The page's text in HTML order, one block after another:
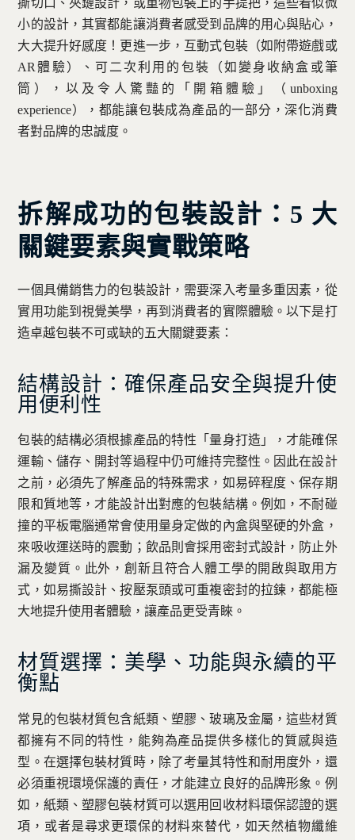
撕切口、夾鏈設計，或重物包裝上的手提把，這些看似微
小的設計，其實都能讓消費者感受到品牌的用心與貼心，
大大提升好感度！更進一步，互動式包裝（如附帶遊戲或
AR體驗）、可二次利用的包裝（如變身收納盒或筆
筒），以及令人驚豔的「開箱體驗」（unboxing
experience），都能讓包裝成為產品的一部分，深化消費
者對品牌的忠誠度。
拆解成功的包裝設計：5 大
關鍵要素與實戰策略
一個具備銷售力的包裝設計，需要深入考量多重因素，從
實用功能到視覺美學，再到消費者的實際體驗。以下是打
造卓越包裝不可或缺的五大關鍵要素：
結構設計：確保產品安全與提升使
用便利性
包裝的結構必須根據產品的特性「量身打造」，才能確保
運輸、儲存、開封等過程中仍可維持完整性。因此在設計
之前，必須先了解產品的特殊需求，如易碎程度、保存期
限和質地等，才能設計出對應的包裝結構。例如，不耐碰
撞的平板電腦通常會使用量身定做的內盒與堅硬的外盒，
來吸收運送時的震動；飲品則會採用密封式設計，防止外
漏及變質。此外，創新且符合人體工學的開啟與取用方
式，如易撕設計、按壓泵頭或可重複密封的拉鍊，都能極
大地提升使用者體驗，讓產品更受青睞。
材質選擇：美學、功能與永續的平
衡點
常見的包裝材質包含紙類、塑膠、玻璃及金屬，這些材質
都擁有不同的特性，能夠為產品提供多樣化的質感與造
型。在選擇包裝材質時，除了考量其特性和耐用度外，還
必須重視環境保護的責任，才能建立良好的品牌形象。例
如，紙類、塑膠包裝材質可以選用回收材料環保認證的選
項，或者是尋求更環保的材料來替代，如天然植物纖維